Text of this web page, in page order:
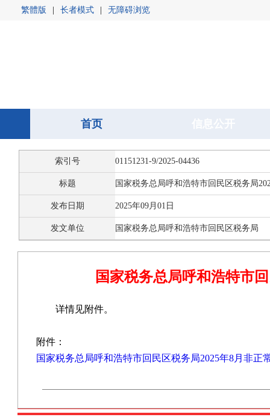
繁體版 长者模式 无障碍浏览
首页
首页
索引号 01151231-9/2025-04436
标题 国家税务总局呼和浩特市回民区税务局
发布日期 2025年09月01日
发文单位 国家税务总局呼和浩特市回民区税务局
国家税务总局呼和浩特市
详情见附件。
附件：
国家税务总局呼和浩特市回民区税务局2025年8月非正